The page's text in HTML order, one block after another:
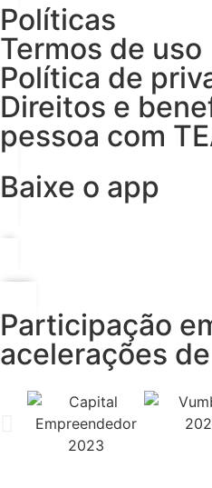
Políticas
Termos de uso
Política de
Direitos e
pessoa com
Baixe o app
Participação
acelerações